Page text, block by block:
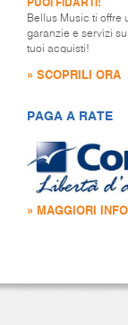
Bellus Music ti offre
garanzie e servizi
tuoi acquisti!
» SCOPRILI ORA
PAGA A RATE
» MAGGIORI